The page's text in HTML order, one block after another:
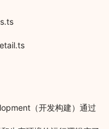
（开发构建）通过